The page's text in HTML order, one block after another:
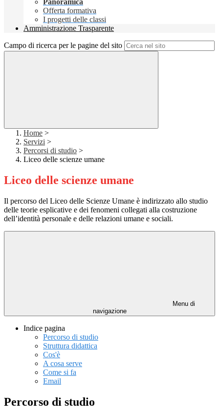
Panoramica
Offerta formativa
I progetti delle classi
Amministrazione Trasparente
Campo di ricerca per le pagine del sito
Home >
Servizi >
Percorsi di studio >
Liceo delle scienze umane
Liceo delle scienze umane
Il percorso del Liceo delle Scienze Umane è indirizzato allo studio
delle teorie esplicative e dei fenomeni collegati alla costruzione
dell’identità personale e delle relazioni umane e sociali.
Menu di
navigazione
Indice pagina
Percorso di studio
Struttura didattica
Cos'è
A cosa serve
Come si fa
Email
Percorso di studio